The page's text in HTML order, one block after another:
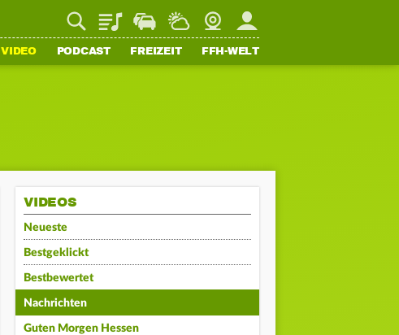
PlaylistStaupilotWetterWebcamMein FFH
VIDEO PODCAST FREIZEIT FFH-WELT
VIDEOS
Neueste
Bestgeklickt
Bestbewertet
Nachrichten
Guten Morgen Hessen